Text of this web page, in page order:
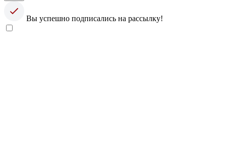
Вы успешно подписались на рассылку!